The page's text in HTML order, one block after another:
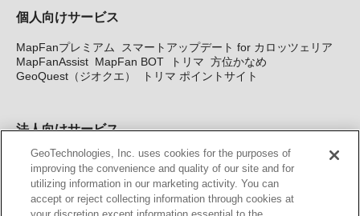
個人向けサービス
MapFanプレミアム
スマートアップデート for カロッツェリア
MapFanAssist MapFan BOT トリマ 方位かなめ
GeoQuest（ジオクエ）
トリマ ポイントサイト
法人向けサービス
法人向け地図・位置情報サービス WEBサイト・システム向け地
図API Windows PC向け地図開発キット MapFan DB 住所確認
サービス
MAP WORLD+ トリマ広告 Geo-Research
GeoTechnologies, Inc. uses cookies for the purposes of
improving the convenience and quality of our site and for
utilizing information in our marketing activity. You can
accept or reject collecting information through cookies at